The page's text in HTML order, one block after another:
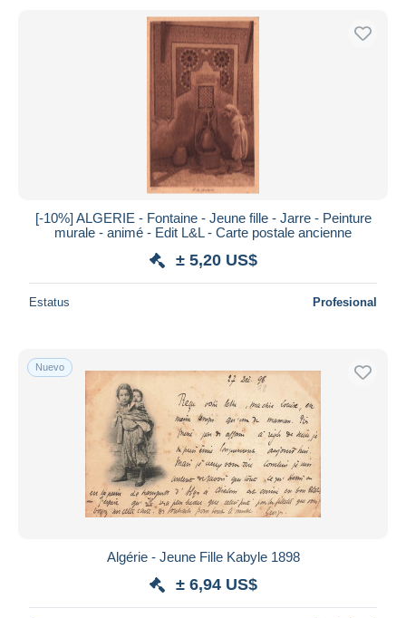
[-10%] ALGERIE - Fontaine - Jeune fille - Jarre - Peinture
murale - animé - Edit L&L - Carte postale ancienne
± 5,20 US$
Estatus Profesional
Nuevo
Algérie - Jeune Fille Kabyle 1898
± 6,94 US$